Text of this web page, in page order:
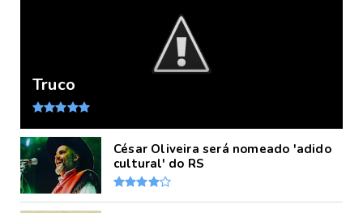
Truco
César Oliveira será nomeado 'adido
cultural' do RS